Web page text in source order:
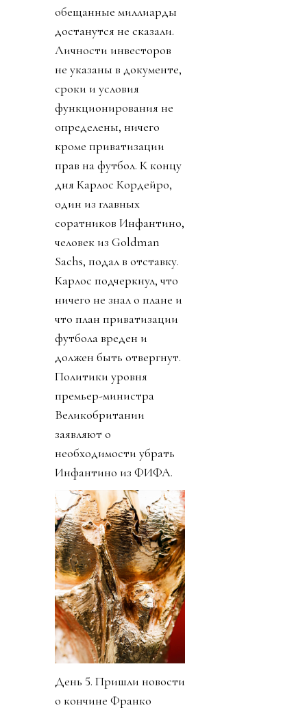
обещанные миллиарды
достанутся не сказали.
Личности инвесторов
не указаны в документе,
сроки и условия
функционирования не
определены, ничего
кроме приватизации
прав на футбол. К концу
дня Карлос Кордейро,
один из главных
соратников Инфантино,
человек из Goldman
Sachs, подал в отставку.
Карлос подчеркнул, что
ничего не знал о плане и
что план приватизации
футбола вреден и
должен быть отвергнут.
Политики уровня
премьер-министра
Великобритании
заявляют о
необходимости убрать
Инфантино из ФИФА.
День 5. Пришли новости
о кончине Франко